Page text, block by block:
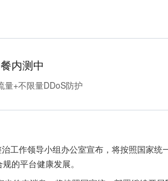
内测中
量+不限量DDoS防护
工作领导小组办公室宣布，将按照国家统
的平台健康发展。